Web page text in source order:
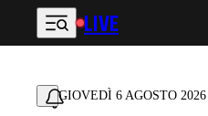
Vai al contenuto principale
LIVE
GIOVEDÌ 6 AGOSTO 2026